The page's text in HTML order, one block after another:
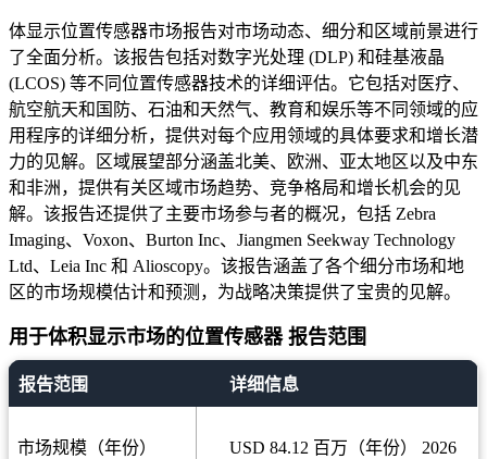
体显示位置传感器市场报告对市场动态、细分和区域前景进行
了全面分析。该报告包括对数字光处理 (DLP) 和硅基液晶
(LCOS) 等不同位置传感器技术的详细评估。它包括对医疗、
航空航天和国防、石油和天然气、教育和娱乐等不同领域的应
用程序的详细分析，提供对每个应用领域的具体要求和增长潜
力的见解。区域展望部分涵盖北美、欧洲、亚太地区以及中东
和非洲，提供有关区域市场趋势、竞争格局和增长机会的见
解。该报告还提供了主要市场参与者的概况，包括 Zebra
Imaging、Voxon、Burton Inc、Jiangmen Seekway Technology
Ltd、Leia Inc 和 Alioscopy。该报告涵盖了各个细分市场和地
区的市场规模估计和预测，为战略决策提供了宝贵的见解。
用于体积显示市场的位置传感器 报告范围
报告范围 详细信息
市场规模（年份） USD 84.12 百万（年份） 2026